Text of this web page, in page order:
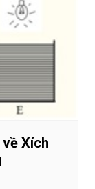
Xích